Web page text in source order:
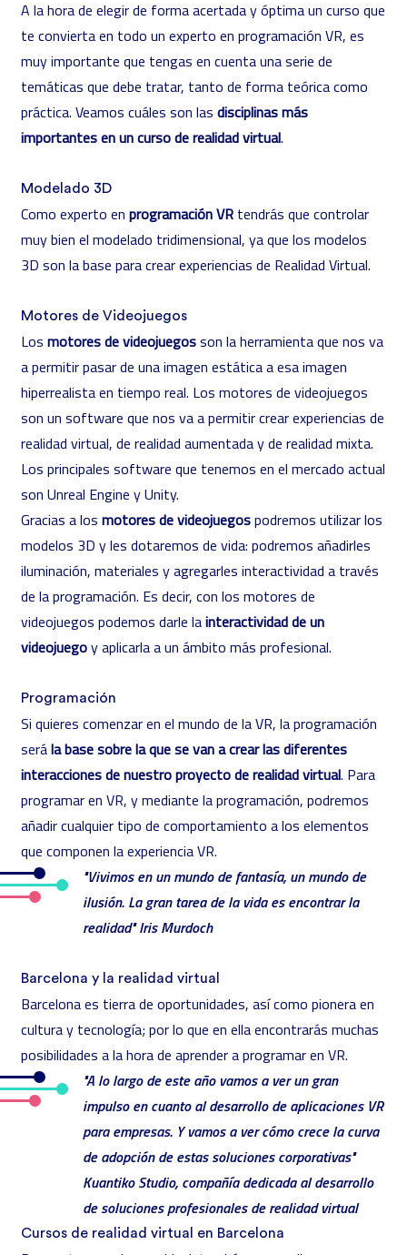
A la hora de elegir de forma acertada y óptima un curso que
te convierta en todo un experto en programación VR, es
muy importante que tengas en cuenta una serie de
temáticas que debe tratar, tanto de forma teórica como
práctica. Veamos cuáles son las disciplinas más
importantes en un curso de realidad virtual.
Modelado 3D
Como experto en programación VR tendrás que controlar
muy bien el modelado tridimensional, ya que los modelos
3D son la base para crear experiencias de Realidad Virtual.
Motores de Videojuegos
Los motores de videojuegosson la herramienta que nos va
a permitir pasar de una imagen estática a esa imagen
hiperrealista en tiempo real. Los motores de videojuegos
son un software que nos va a permitir crear experiencias de
realidad virtual, de realidad aumentada y de realidad mixta.
Los principales software que tenemos en el mercado actual
son Unreal Engine y Unity.
Gracias a los motores de videojuegospodremos utilizar los
modelos 3D y les dotaremos de vida: podremos añadirles
iluminación, materiales y agregarles interactividad a través
de la programación. Es decir, con los motores de
videojuegos podemos darle lainteractividad de un
videojuegoy aplicarla a un ámbito más profesional.
Programación
Si quieres comenzar en el mundo de la VR, la programación
serála base sobre la que se van a crear las diferentes
interacciones de nuestro proyecto de realidad virtual. Para
programar en VR, y mediante la programación, podremos
añadir cualquier tipo de comportamiento a los elementos
que componen la experiencia VR.
"Vivimos en un mundo de fantasía, un mundo de
ilusión. La gran tarea de la vida es encontrar la
realidad"Iris Murdoch
Barcelona y la realidad virtual
Barcelona es tierra de oportunidades, así como pionera en
cultura y tecnología; por lo que en ella encontrarás muchas
posibilidades a la hora de aprender a programar en VR.
"A lo largo de este año vamos a ver un gran
impulso en cuanto al desarrollo de aplicaciones VR
para empresas. Y vamos a ver cómo crece la curva
de adopción de estas soluciones corporativas"
Kuantiko Studio, compañía dedicada al desarrollo
de soluciones profesionales de realidad virtual
Cursos de realidad virtual en Barcelona